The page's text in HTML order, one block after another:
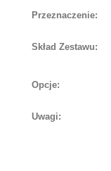
Przeznaczenie:
Skład Zestawu:
Opcje:
Uwagi: